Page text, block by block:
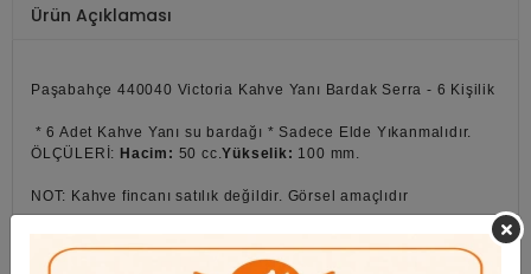
Ürün Açıklaması
Paşabahçe 440040 Victoria Kahve Yanı Bardak Serra - 6 Kişilik
* 6 Adet Kahve Yanı su bardağı * Sadece Elde Yıkanmalıdır.
ÖLÇÜLERİ: Hacim: 50 cc.Yükselik: 100 mm.
NOT: Kahve fincanı satılık değildir. Görsel amaçlıdır